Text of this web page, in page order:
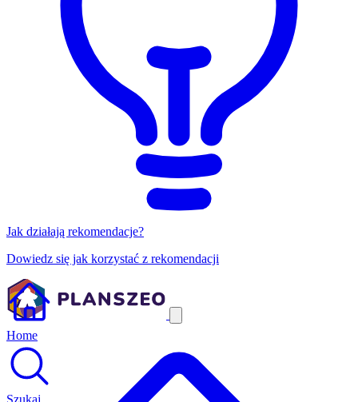
Jak działają rekomendacje?
Dowiedz się jak korzystać z rekomendacji
Home
Szukaj